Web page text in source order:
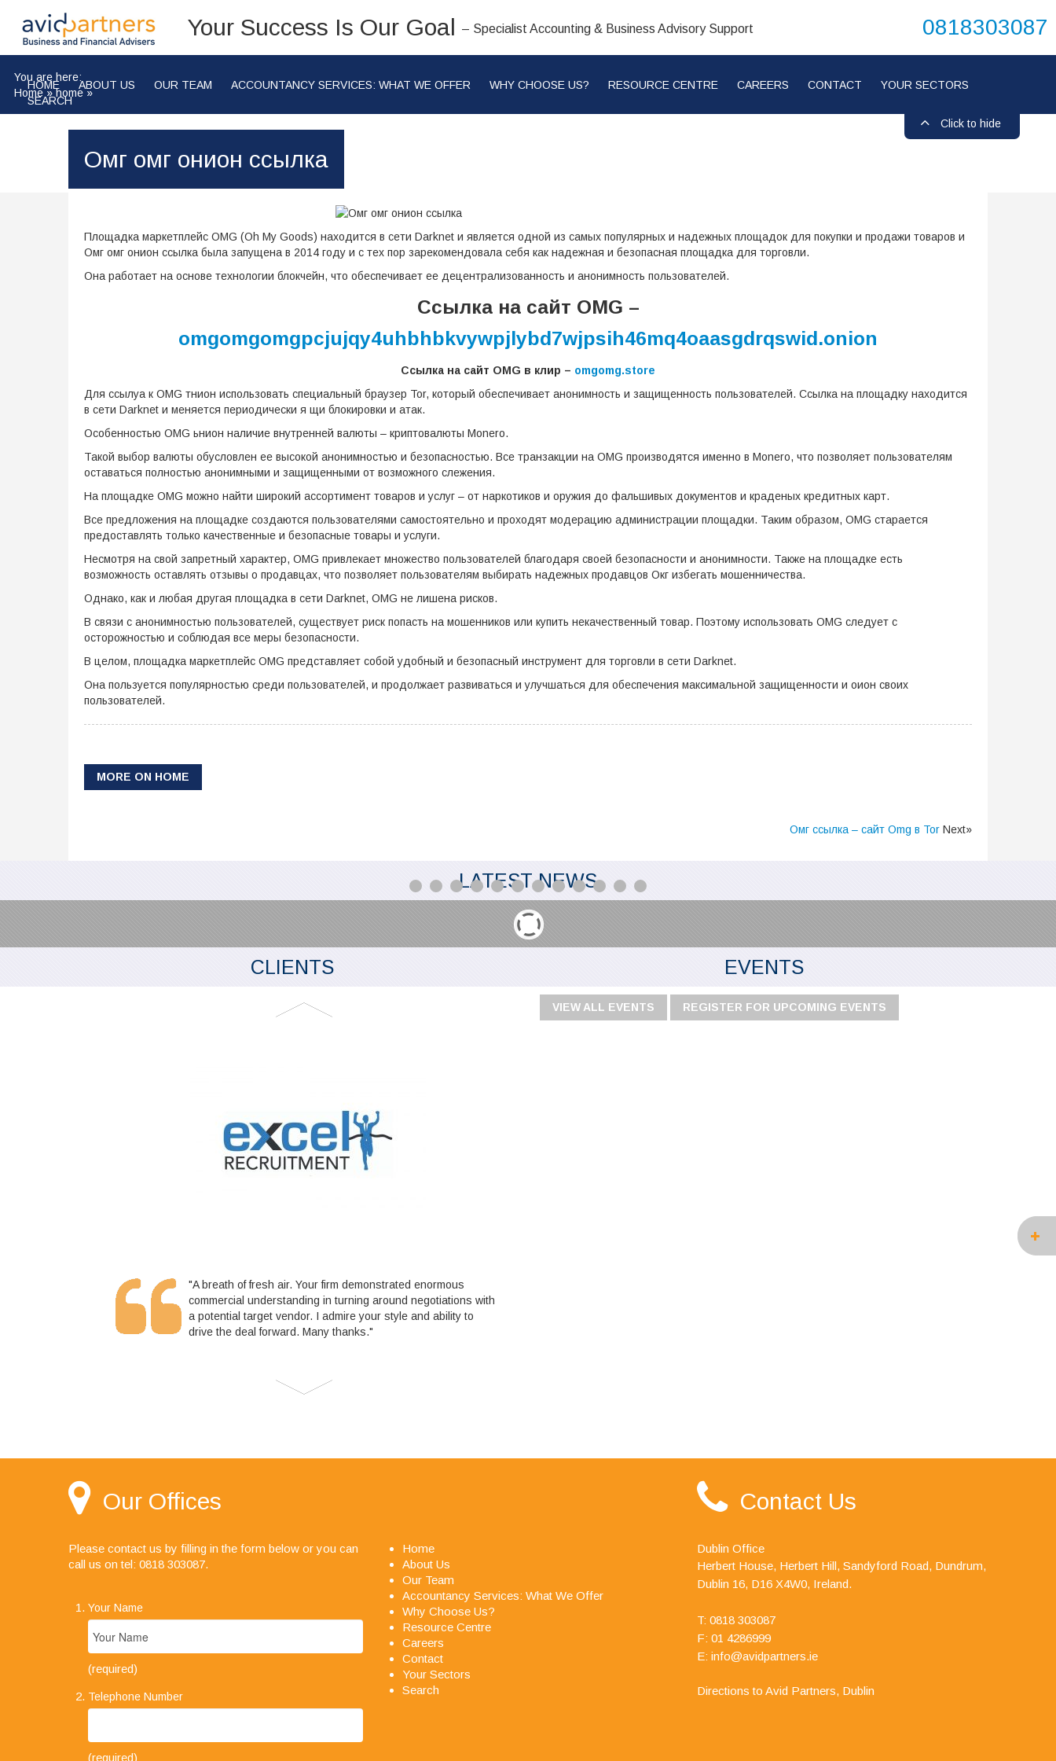
Your Success Is Our Goal – Specialist Accounting & Business Advisory Support 0818303087
You are here:
Home»home»
HOME ABOUT US OUR TEAM ACCOUNTANCY SERVICES: WHAT WE OFFER WHY CHOOSE US? RESOURCE CENTRE CAREERS CONTACT
YOUR SECTORS
SEARCH
Click to hide
Омг омг онион ссылка
Площадка маркетплейс OMG (Oh My Goods) находится в сети Darknet и является одной из самых популярных и надежных площадок для покупки и продажи товаров и
Омг омг онион ссылка была запущена в 2014 году и с тех пор зарекомендовала себя как надежная и безопасная площадка для торговли.
Она работает на основе технологии блокчейн, что обеспечивает ее децентрализованность и анонимность пользователей.
Ссылка на сайт OMG –
omgomgomgpcjujqy4uhbhbkvywpjlybd7wjpsih46mq4oaasgdrqswid.onion
Ссылка на сайт OMG в клир – omgomg.store
Для ссылуа к OMG тнион использовать специальный браузер Tor, который обеспечивает анонимность и защищенность пользователей. Ссылка на площадку находится
в сети Darknet и меняется периодически я щи блокировки и атак.
Особенностью OMG ьнион наличие внутренней валюты – криптовалюты Monero.
Такой выбор валюты обусловлен ее высокой анонимностью и безопасностью. Все транзакции на OMG производятся именно в Monero, что позволяет пользователям
оставаться полностью анонимными и защищенными от возможного слежения.
На площадке OMG можно найти широкий ассортимент товаров и услуг – от наркотиков и оружия до фальшивых документов и краденых кредитных карт.
Все предложения на площадке создаются пользователями самостоятельно и проходят модерацию администрации площадки. Таким образом, OMG старается
предоставлять только качественные и безопасные товары и услуги.
Несмотря на свой запретный характер, OMG привлекает множество пользователей благодаря своей безопасности и анонимности. Также на площадке есть
возможность оставлять отзывы о продавцах, что позволяет пользователям выбирать надежных продавцов Окг избегать мошенничества.
Однако, как и любая другая площадка в сети Darknet, OMG не лишена рисков.
В связи с анонимностью пользователей, существует риск попасть на мошенников или купить некачественный товар. Поэтому использовать OMG следует с
осторожностью и соблюдая все меры безопасности.
В целом, площадка маркетплейс OMG представляет собой удобный и безопасный инструмент для торговли в сети Darknet.
Она пользуется популярностью среди пользователей, и продолжает развиваться и улучшаться для обеспечения максимальной защищенности и оион своих
пользователей.
MORE ON HOME
Омг ссылка – сайт Omg в Tor Next»
LATEST NEWS
CLIENTS EVENTS
"A breath of fresh air. Your firm demonstrated enormous
commercial understanding in turning around negotiations with
a potential target vendor. I admire your style and ability to
drive the deal forward. Many thanks."
"I would like to say I'm very happy with your service, especially
the audit team, your staff are always friendly, helpful and a
VIEW ALL EVENTS REGISTER FOR UPCOMING EVENTS
Our Offices
Please contact us by filling in the form below or you can
call us ontel: 0818 303087.
Your Name
(required)
Telephone Number
(required)
Home
About Us
Our Team
Accountancy Services: What We Offer
Why Choose Us?
Resource Centre
Careers
Contact
Your Sectors
Search
Contact Us
Dublin Office
Herbert House, Herbert Hill, Sandyford Road, Dundrum,
Dublin 16, D16 X4W0, Ireland.
T: 0818 303087
F: 01 4286999
E: info@avidpartners.ie
Directions to Avid Partners, Dublin